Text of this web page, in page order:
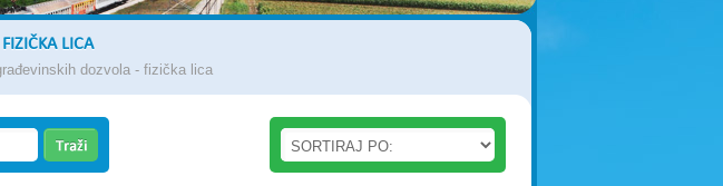
LICA
dozvola - fizička lica